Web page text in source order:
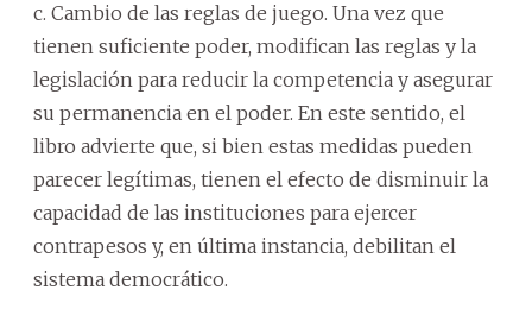
c. Cambio de las reglas de juego. Una vez que
tienen suficiente poder, modifican las reglas y la
legislación para reducir la competencia y asegurar
su permanencia en el poder. En este sentido, el
libro advierte que, si bien estas medidas pueden
parecer legítimas, tienen el efecto de disminuir la
capacidad de las instituciones para ejercer
contrapesos y, en última instancia, debilitan el
sistema democrático.